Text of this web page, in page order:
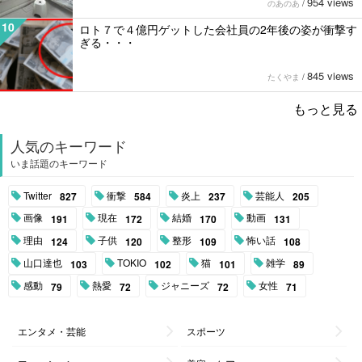
のあのあ /
10
ロト７で４億円ゲットした会社員の2年後の姿が衝撃す
ぎる・・・
たくやま / 845 views
もっと見る
人気のキーワード
いま話題のキーワード
Twitter 827 衝撃 584 炎上 237 芸能人 205
画像 191 現在 172 結婚 170 動画 131
理由 124 子供 120 整形 109 怖い話 108
山口達也 103 TOKIO 102 猫 101 雑学 89
感動 79 熱愛 72 ジャニーズ 72 女性 71
エンタメ・芸能 スポーツ